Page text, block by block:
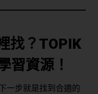
找？TOPIK
習資源！
一步就是找到合適的